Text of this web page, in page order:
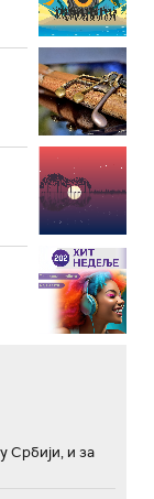
Србији, и за